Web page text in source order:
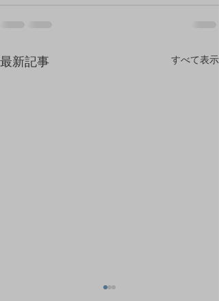
最新記事 すべて表示